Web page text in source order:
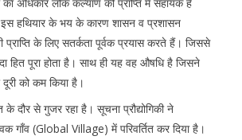
इस हथियार के भय के कारण शासन व प्रशासन
प्राप्ति के लिए सतर्कता पूर्वक प्रयास करते हैं। जिससे
हित पूरा होता है। साथ ही यह वह औषधि है जिसने
को कम किया है।
दौर से गुजर रहा है। सूचना प्रौद्योगिकी ने
गॉंव (Global Village) में परिवर्तित कर दिया है।